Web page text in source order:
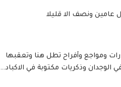
عامين ونصف الا قليلا
ومواجع وأفراح تطل هنا وتعقبها
وذكريات مكتوبة في الاكباد…